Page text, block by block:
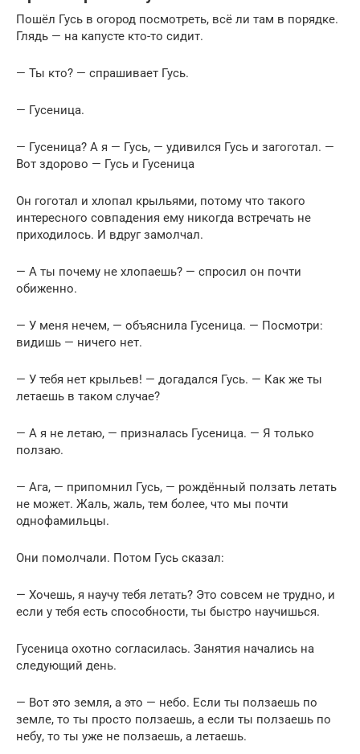
Пошёл Гусь в огород посмотреть, всё ли там в порядке.
Глядь — на капусте кто-то сидит.
— Ты кто? — спрашивает Гусь.
— Гусеница.
— Гусеница? А я — Гусь, — удивился Гусь и загоготал. —
Вот здорово — Гусь и Гусеница
Он гоготал и хлопал крыльями, потому что такого
интересного совпадения ему никогда встречать не
приходилось. И вдруг замолчал.
— А ты почему не хлопаешь? — спросил он почти
обиженно.
— У меня нечем, — объяснила Гусеница. — Посмотри:
видишь — ничего нет.
— У тебя нет крыльев! — догадался Гусь. — Как же ты
летаешь в таком случае?
— А я не летаю, — призналась Гусеница. — Я только
ползаю.
— Ага, — припомнил Гусь, — рождённый ползать летать
не может. Жаль, жаль, тем более, что мы почти
однофамильцы.
Они помолчали. Потом Гусь сказал:
— Хочешь, я научу тебя летать? Это совсем не трудно, и
если у тебя есть способности, ты быстро научишься.
Гусеница охотно согласилась. Занятия начались на
следующий день.
— Вот это земля, а это — небо. Если ты ползаешь по
земле, то ты просто ползаешь, а если ты ползаешь по
небу, то ты уже не ползаешь, а летаешь.